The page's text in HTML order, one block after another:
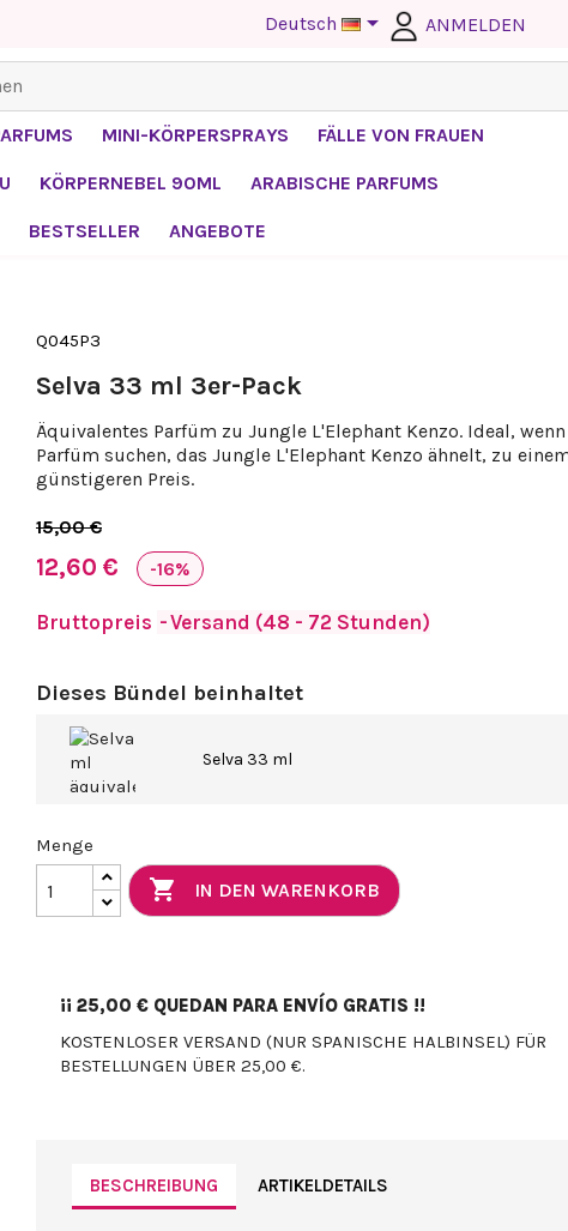
Deutsch  ANMELDEN
MINI-KÖRPERSPRAYS FÄLLE VON FRAUEN
KÖRPERNEBEL 90ML ARABISCHE PARFUMS
BESTSELLER ANGEBOTE
Q045P3
Selva 33 ml 3er-Pack
Äquivalentes Parfüm zu Jungle L'Elephant Kenzo. Ideal, wenn
Parfüm suchen, das Jungle L'Elephant Kenzo ähnelt, zu
günstigeren Preis.
15,00 €
12,60 € -16%
Bruttopreis Versand (48 - 72 Stunden)
Dieses Bündel beinhaltet
Selva 33 ml
Menge
 IN DEN WARENKORB
¡¡ 25,00 € QUEDAN PARA ENVÍO GRATIS !!
KOSTENLOSER VERSAND (NUR SPANISCHE HALBINSEL) FÜR
BESTELLUNGEN ÜBER 25,00 €.
BESCHREIBUNG ARTIKELDETAILS